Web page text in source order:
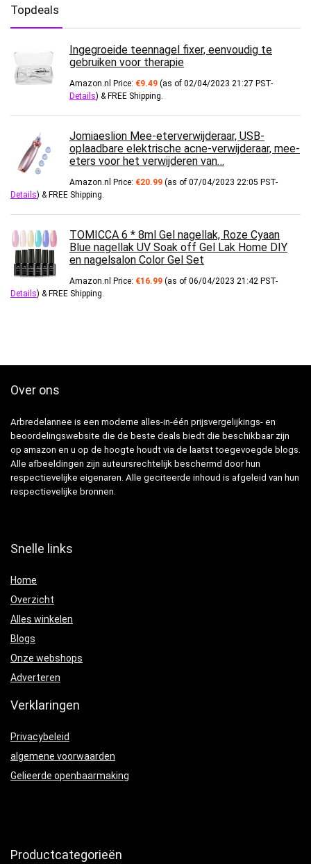
Topdeals
Ingegroeide teennagel fixer, eenvoudig te
gebruiken voor therapie
Amazon.nl Price: €9.49 (as of 02/04/2023 21:27 PST-
Details) & FREE Shipping.
Jomiaeslion Mee-eterverwijderaar, USB-
oplaadbare elektrische acne-verwijderaar, mee-
eters voor het verwijderen van…
Amazon.nl Price: €20.99 (as of 07/04/2023 22:05 PST-
Details) & FREE Shipping.
TOMICCA 6 * 8ml Gel nagellak, Roze Cyaan
Blue nagellak UV Soak off Gel Lak Home DIY
en nagelsalon Color Gel Set
Amazon.nl Price: €16.99 (as of 06/04/2023 21:42 PST-
Details) & FREE Shipping.
Over ons
Arbredelannee is een moderne alles-in-één prijsvergelijkings- en
beoordelingswebsite die de beste deals biedt die beschikbaar zijn
op amazon en u op de hoogte houdt via de laatst toegevoegde blogs.
Alle afbeeldingen zijn auteursrechtelijk beschermd door hun
respectievelijke eigenaren. Alle geciteerde inhoud is afgeleid van hun
respectievelijke bronnen.
Snelle links
Home
Overzicht
Alles winkelen
Blogs
Onze webshops
Adverteren
Verklaringen
Privacybeleid
algemene voorwaarden
Gelieerde openbaarmaking
Productcategorieën